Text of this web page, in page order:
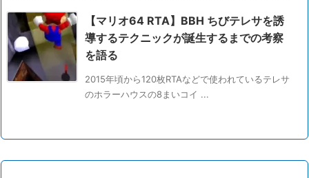
【マリオ64 RTA】BBH ちびテレサを誘
導するテクニックが誕生するまでの考察
を語る
2015年頃から120枚RTAなどで使われているテレサ
のホラーハウスの8まいコイ ...